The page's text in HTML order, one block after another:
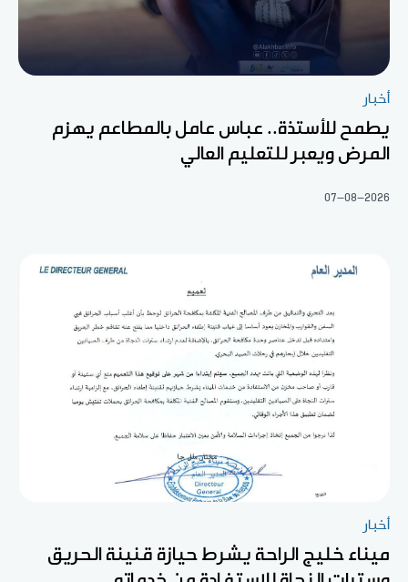
أخبار
يطمح للأستذة.. عباس عامل بالمطاعم يهزم
المرض ويعبر للتعليم العالي
07-08-2026
أخبار
ميناء خليج الراحة يشرط حيازة قنينة الحريق